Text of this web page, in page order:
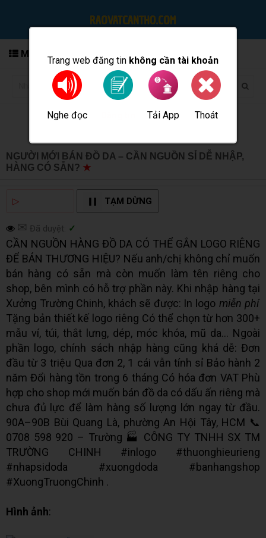
Trang web đăng tin không cần tài khoản
Nghe đọc Tải App Thoát
MENU
NGƯỜI MỚI BÁN ĐỒ DA – CẦN NGUỒN SỈ DỄ NHẬP,
HÀNG CÓ SẴN? ★
▷ TẠM DỪNG
✉ Đã duyệt: ✓
CẦN NGUỒN HÀNG ĐỒ DA CÓ THỂ GẮN LOGO RIÊNG
ĐỂ BÁN THƯƠNG HIỆU? Nếu anh/chị không chỉ muốn
bán hàng có sẵn mà còn muốn làm tên riêng cho
shop, bên mình có hỗ trợ phần này. Khi nhập hàng tại
Xưởng Trường Chinh, khách sẽ được: In logo miễn phí
Tặng bản thiết kế logo riêng Có thể chọn từ hơn 300+
mẫu ví, túi, thắt lưng, dép, móc khóa, mũ da… Ngoài
phần logo, chính sách nhập hàng cũng khá dễ: Đơn
đầu từ 3 triệu Qua đơn 2, 1 cái vẫn tính sỉ Bảo hành 2
năm Đổi hàng tồn trong 6 tháng Có hóa đơn VAT Phù
hợp cho shop mới muốn bán đồ da có dấu ấn riêng mà
chưa đủ lực để làm hàng số lượng lớn ngay từ đầu.
90A–90B Bùi Quang Là, phường An Hội Tây, HCM 📞
0708 598 920 – Trường 🏭 CÔNG TY TNHH SX TM
TRƯỜNG CHINH #inlogo #thuonghieurieng
#nhapsidoda #xuongdoda #banhangshop
#XuongTruongChinh .
Hình ảnh: